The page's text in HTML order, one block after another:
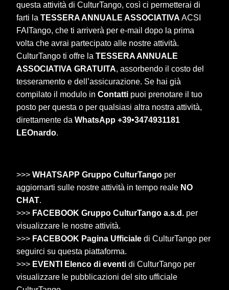
questa attività di CulturTango, così ci permetterai di
farti laTESSERA ANNUALE ASSOCIATIVA ACSI
FAITango, che ti arriverà per e-mail dopo la prima
volta che avrai partecipato alle nostre attività.
CulturTango ti offre laTESSERA ANNUALE
ASSOCIATIVA GRATUITA, assorbendo il costo del
tesseramento e dell’assicurazione. Se hai già
compilato il modulo inContatti puoi prenotare il tuo
posto per questa o per qualsiasi altra nostra attività,
direttamente da WhatsApp +39•3474931181
LEOnardo.
>>>WHATSAPP Gruppo CulturTango per
aggiornarti sulle nostre attività in tempo reale NO
CHAT.
>>> FACEBOOK Gruppo CulturTango a.s.d. per
visualizzare le nostre attività.
>>> FACEBOOK Pagina Ufficiale di CulturTango per
seguirci su questa piattaforma.
>>> EVENTI Elenco di eventi di CulturTango per
visualizzare le pubblicazioni del sito ufficiale